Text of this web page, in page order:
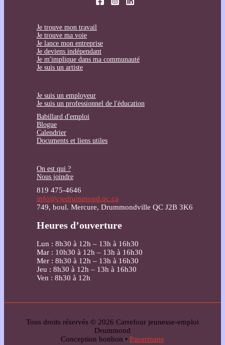
Je trouve mon travail
Je trouve ma voie
Je lance mon entreprise
Je deviens indépendant
Je m'implique dans ma communauté
Je suis un artiste
Je suis un employeur
Je suis un professionnel de l'éducation
Babillard d'emploi
Blogue
Calendrier
Documents et liens utiles
On est qui ?
Nous joindre
819 475-4646
info@cjedrummond.qc.ca
749, boul. Mercure, Drummondville QC J2B 3K6
Heures d’ouverture
Lun : 8h30 à 12h – 13h à 16h30
Mar : 10h30 à 12h – 13h à 16h30
Mer : 8h30 à 12h – 13h à 16h30
Jeu : 8h30 à 12h – 13h à 16h30
Ven : 8h30 à 12h
Tous droits réservés © 2026 Carrefour jeunesse-emploi
Drummond
Conception bonbon • Paparmane